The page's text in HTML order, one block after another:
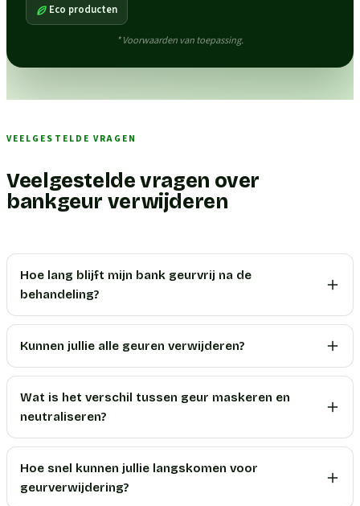
Eco producten
* Voorwaarden van toepassing.
VEELGESTELDE VRAGEN
Veelgestelde vragen over
bankgeur verwijderen
Hoe lang blijft mijn bank geurvrij na de
behandeling?
Kunnen jullie alle geuren verwijderen?
Wat is het verschil tussen geur maskeren en
neutraliseren?
Hoe snel kunnen jullie langskomen voor
geurverwijdering?